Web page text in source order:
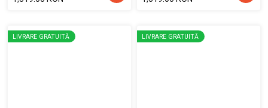
LIVRARE GRATUITĂ LIVRARE GRATUITĂ